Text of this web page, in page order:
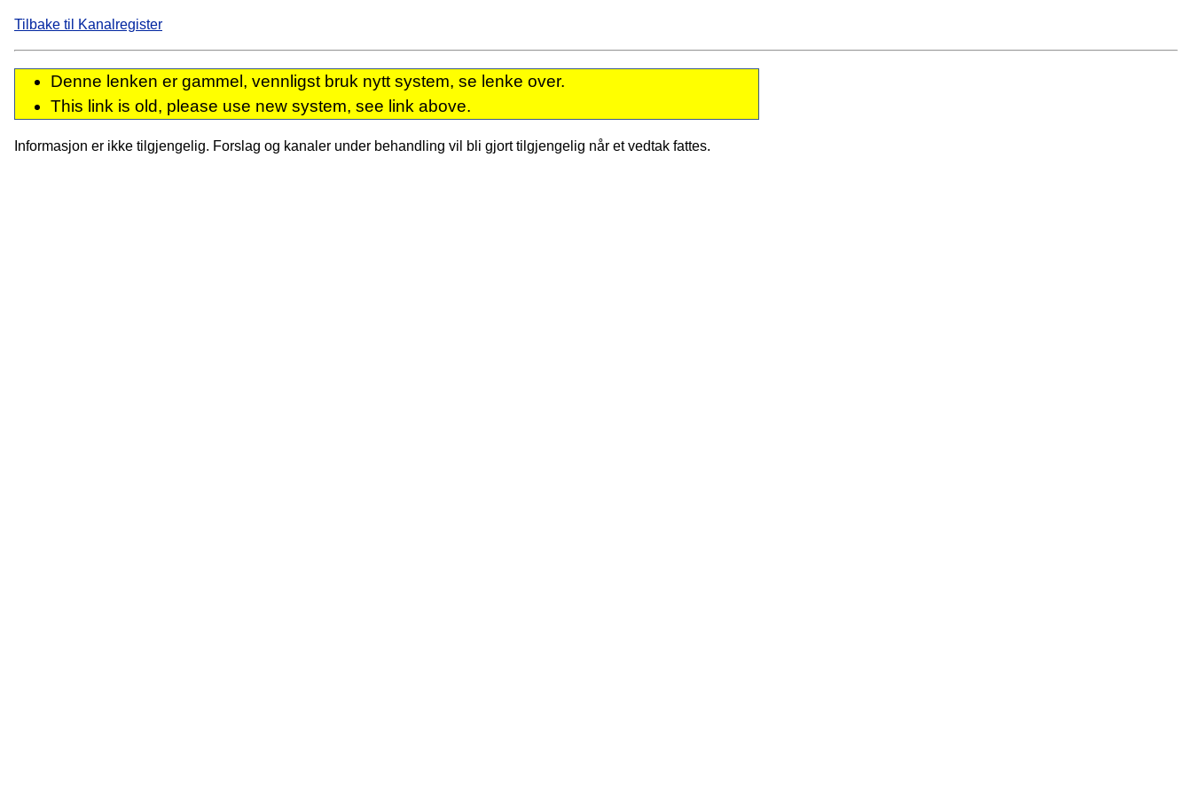
Tilbake til Kanalregister
Denne lenken er gammel, vennligst bruk nytt system, se lenke over.
This link is old, please use new system, see link above.
Informasjon er ikke tilgjengelig. Forslag og kanaler under behandling vil bli gjort tilgjengelig når et vedtak fattes.